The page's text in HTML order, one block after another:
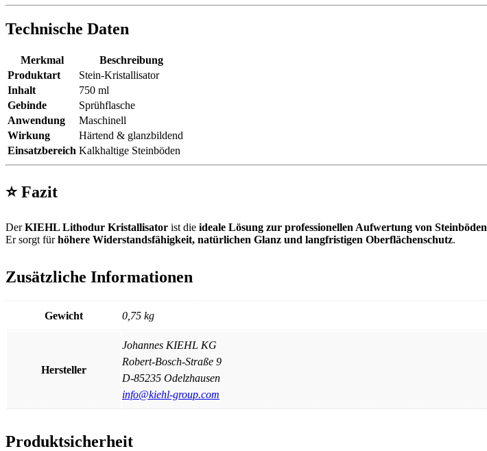
Technische Daten
Merkmal
Beschreibung
Produktart
Stein-Kristallisator
Inhalt
750 ml
Gebinde
Sprühflasche
Anwendung
Maschinell
Wirkung
Härtend & glanzbildend
Einsatzbereich Kalkhaltige Steinböden
⭐Fazit
DerKIEHL Lithodur Kristallisator ist die ideale Lösung zur professionellen Aufwertung von Steinböden
Er sorgt fürhöhere Widerstandsfähigkeit, natürlichen Glanz und langfristigen Oberflächenschutz.
Zusätzliche Informationen
Gewicht 0,75 kg
Hersteller
Johannes KIEHL KG
Robert-Bosch-Straße 9
D-85235 Odelzhausen
info@kiehl-group.com
Produktsicherheit